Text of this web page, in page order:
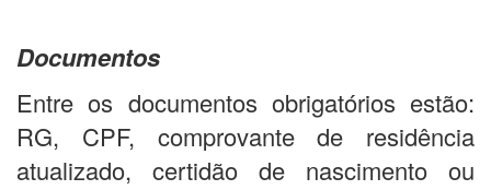
Documentos
Entre os documentos obrigatórios estão:
RG, CPF, comprovante de residência
atualizado, certidão de nascimento ou